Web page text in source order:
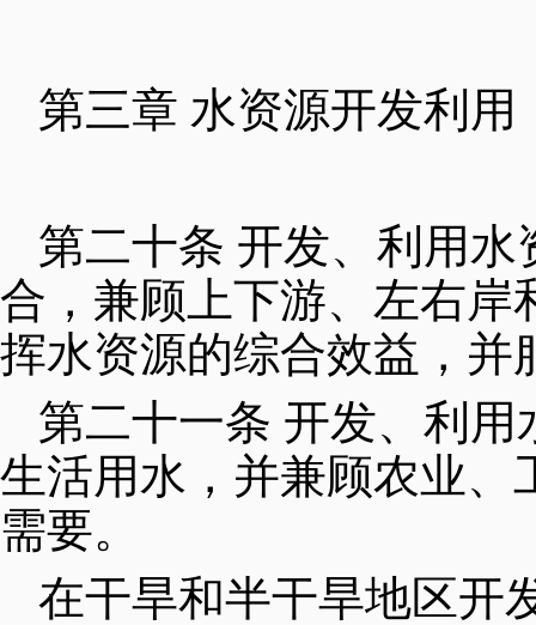
第三章 水资源开发利用
第二十条 开发、利用
合，兼顾上下游、左右岸
挥水资源的综合效益，并
第二十一条 开发、利
生活用水，并兼顾农业、
需要。
在干旱和半干旱地区开